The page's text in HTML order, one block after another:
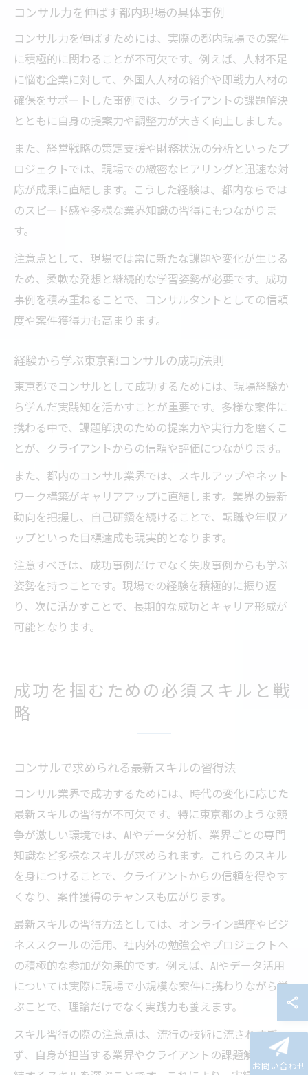
コンサル力を伸ばす都内現場の具体事例
コンサル力を伸ばすためには、実際の都内現場での案件
に積極的に関わることが不可欠です。例えば、人材不足
に悩む企業に対して、外国人人材の紹介や即戦力人材の
確保をサポートした事例では、クライアントの課題解決
とともに自身の提案力や調整力が大きく向上しました。
また、経営戦略の策定支援や財務状況の分析といったプ
ロジェクトでは、現場での緻密なヒアリングと迅速な対
応が成果に直結します。こうした経験は、都内ならでは
のスピード感や多様な業界知識の習得にもつながりま
す。
注意点として、現場では常に新たな課題や変化が生じる
ため、柔軟な発想と継続的な学習姿勢が必要です。成功
事例を積み重ねることで、コンサルタントとしての信頼
度や案件獲得力も高まります。
経験から学ぶ東京都コンサルの成功法則
東京都でコンサルとして成功するためには、現場経験か
ら学んだ実践知を活かすことが重要です。多様な案件に
携わる中で、課題解決のための提案力や実行力を磨くこ
とが、クライアントからの信頼や評価につながります。
また、都内のコンサル業界では、スキルアップやネット
ワーク構築がキャリアアップに直結します。業界の最新
動向を把握し、自己研鑽を続けることで、転職や年収ア
ップといった目標達成も現実的となります。
注意すべきは、成功事例だけでなく失敗事例からも学ぶ
姿勢を持つことです。現場での経験を積極的に振り返
り、次に活かすことで、長期的な成功とキャリア形成が
可能となります。
成功を掴むための必須スキルと戦
略
コンサルで求められる最新スキルの習得法
コンサル業界で成功するためには、時代の変化に応じた
最新スキルの習得が不可欠です。特に東京都のような競
争が激しい環境では、AIやデータ分析、業界ごとの専門
知識など多様なスキルが求められます。これらのスキル
を身につけることで、クライアントからの信頼を得やす
くなり、案件獲得のチャンスも広がります。
最新スキルの習得方法としては、オンライン講座やビジ
ネススクールの活用、社内外の勉強会やプロジェクトへ
の積極的な参加が効果的です。例えば、AIやデータ活用
については実際に現場で小規模な案件に携わりながら学
ぶことで、理論だけでなく実践力も養えます。
スキル習得の際の注意点は、流行の技術に流されすぎ
ず、自身が担当する業界やクライアントの課題解決に直
お問い合わせ